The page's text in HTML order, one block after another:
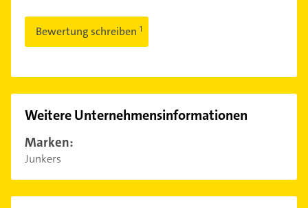
Bewertung schreiben
Weitere Unternehmensinformationen
Marken:
Junkers